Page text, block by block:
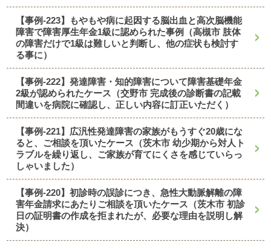
【事例-223】もやもや病に起因する脳出血と高次脳機能
障害で障害厚生年金1級に認められた事例（高槻市 肢体
の障害だけで1級は難しいと判断し、他の症状も検討す
る事に）
【事例-222】発達障害・知的障害について障害基礎年金
2級が認められたケース（交野市 完成後の診断書の記載
間違いを病院に確認し、正しい内容に訂正いただく）
【事例-221】広汎性発達障害の家族がもうすぐ20歳にな
ると、ご相談を頂いたケース（茨木市 幼少期から対人ト
ラブルを繰り返し、ご家族が育てにくさを感じていらっ
しゃいました）
【事例-220】初診時の誤診につき、急性大動脈解離の障
害年金請求にあたりご相談を頂いたケース（茨木市 初診
日の証明書の作成を拒まれたが、必要な理由を説明し解
決）